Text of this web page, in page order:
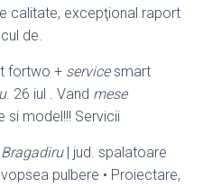
calitate, excepţional raport
de.
fortwo + servicesmart
. 26 iul . Vand mese
si model!!! Servicii
Bragadiru| jud. spalatoare
pulbere • Proiectare,